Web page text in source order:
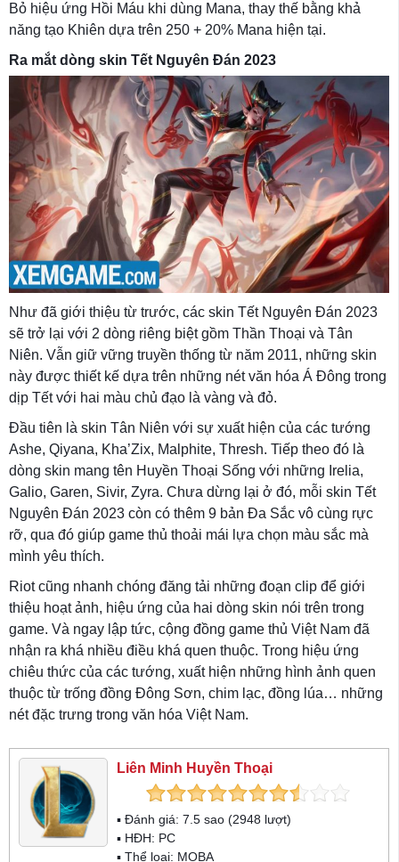
Bỏ hiệu ứng Hồi Máu khi dùng Mana, thay thế bằng khả
năng tạo Khiên dựa trên 250 + 20% Mana hiện tại.
Ra mắt dòng skin Tết Nguyên Đán 2023
Như đã giới thiệu từ trước, các skin Tết Nguyên Đán 2023
sẽ trở lại với 2 dòng riêng biệt gồm Thần Thoại và Tân
Niên. Vẫn giữ vững truyền thống từ năm 2011, những skin
này được thiết kế dựa trên những nét văn hóa Á Đông trong
dịp Tết với hai màu chủ đạo là vàng và đỏ.
Đầu tiên là skin Tân Niên với sự xuất hiện của các tướng
Ashe, Qiyana, Kha’Zix, Malphite, Thresh. Tiếp theo đó là
dòng skin mang tên Huyền Thoại Sống với những Irelia,
Galio, Garen, Sivir, Zyra. Chưa dừng lại ở đó, mỗi skin Tết
Nguyên Đán 2023 còn có thêm 9 bản Đa Sắc vô cùng rực
rỡ, qua đó giúp game thủ thoải mái lựa chọn màu sắc mà
mình yêu thích.
Riot cũng nhanh chóng đăng tải những đoạn clip để giới
thiệu hoạt ảnh, hiệu ứng của hai dòng skin nói trên trong
game. Và ngay lập tức, cộng đồng game thủ Việt Nam đã
nhận ra khá nhiều điều khá quen thuộc. Trong hiệu ứng
chiêu thức của các tướng, xuất hiện những hình ảnh quen
thuộc từ trống đồng Đông Sơn, chim lạc, đồng lúa… những
nét đặc trưng trong văn hóa Việt Nam.
Liên Minh Huyền Thoại
▪ Đánh giá: 7.5 sao (2948 lượt)
▪ HĐH: PC
▪ Thể loại: MOBA